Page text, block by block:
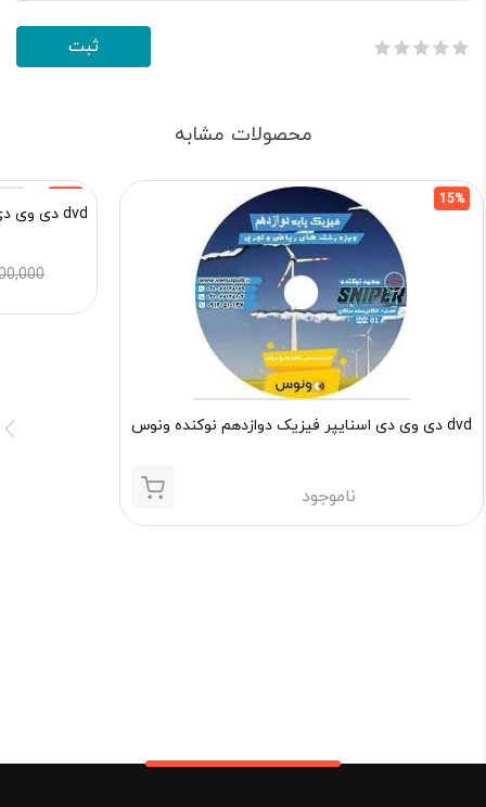
محصولات مشابه
15%
dvd دی وی دی اسنایپر فیزیک دوازدهم نوکنده ونوس
ناموجود
dvd دی وی دی اسنایپر فیزیک دوازدهم مجیدی ونوس